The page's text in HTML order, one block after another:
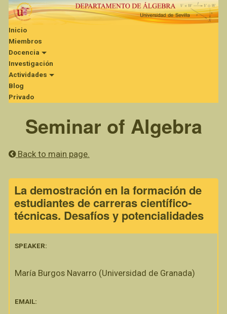
Inicio
Miembros
Docencia
Investigación
Actividades
Blog
Privado
Seminar of Algebra
Back to main page.
La demostración en la formación de
estudiantes de carreras científico-
técnicas. Desafíos y potencialidades
SPEAKER:
María Burgos Navarro (Universidad de Granada)
EMAIL: